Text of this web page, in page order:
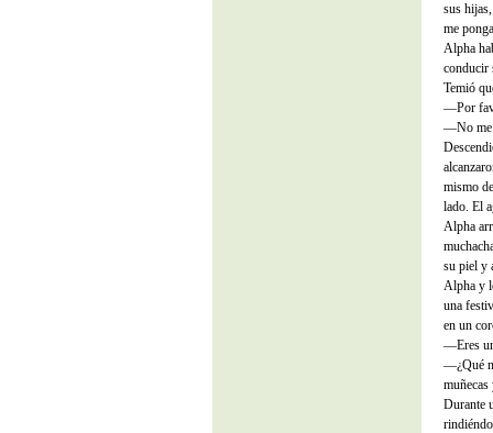
sus
me
Alpha
conducir
Temió
—Por
—No me
mismo
lado. El
Alpha
su piel y
Alpha y
una
en un
—Eres
—¿Qué
Durante